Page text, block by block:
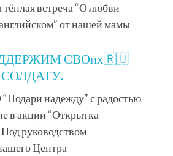
встреча “О любви
от нашей мамы
СВОих🇷🇺
надежду” с радостью
в акции “Открытка
руководством
Центра